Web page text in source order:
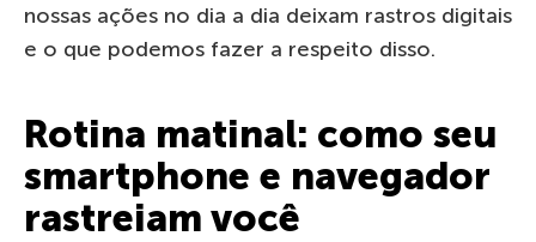
nossas ações no dia a dia deixam rastros digitais
e o que podemos fazer a respeito disso.
Rotina matinal: como seu
smartphone e navegador
rastreiam você